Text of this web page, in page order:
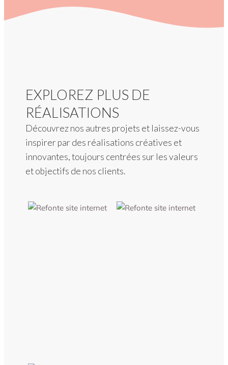
EXPLOREZ PLUS DE
RÉALISATIONS
Découvrez nos autres projets et laissez-vous
inspirer par des réalisations créatives et
innovantes, toujours centrées sur les valeurs
et objectifs de nos clients.